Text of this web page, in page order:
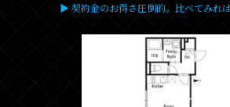
▶ 契約金のお得さ圧倒的。比べてみれ